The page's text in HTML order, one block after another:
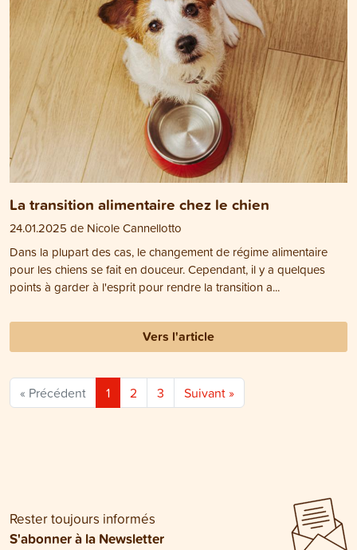
La transition alimentaire chez le chien
24.01.2025 de Nicole Cannellotto
Dans la plupart des cas, le changement de régime alimentaire
pour les chiens se fait en douceur. Cependant, il y a quelques
points à garder à l'esprit pour rendre la transition a...
Vers l'article
« Précédent 1 2 3 Suivant »
Rester toujours informés
S'abonner à la Newsletter